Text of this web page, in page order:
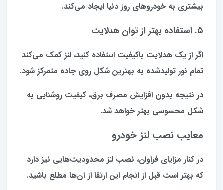
بیشتری به خودروهای روز دنیا ایجاد می‌کند.
۵. استفاده بهتر از توان هدلایت
اگر از یک هدلایت باکیفیت استفاده کنید، لنز کمک می‌کند
تمام نور تولیدشده به بهترین شکل روی جاده متمرکز شود.
در نتیجه بدون افزایش مصرف برق، کیفیت روشنایی به
شکل محسوسی بهتر خواهد شد.
معایب نصب لنز خودرو
در کنار مزایای فراوان، نصب لنز محدودیت‌هایی نیز دارد
که بهتر است قبل از انجام این ارتقا از آن‌ها مطلع باشید.